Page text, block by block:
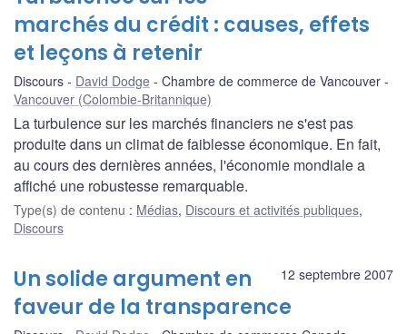
marchés du crédit : causes, effets
et leçons à retenir
Discours David Dodge
Chambre de commerce de Vancouver
Vancouver (Colombie-Britannique)
La turbulence sur les marchés financiers ne s'est pas
produite dans un climat de faiblesse économique. En fait,
au cours des dernières années, l'économie mondiale a
affiché une robustesse remarquable.
Type(s) de contenu : Médias, Discours et activités publiques,
Discours
12 septembre 2007
Un solide argument en
faveur de la transparence